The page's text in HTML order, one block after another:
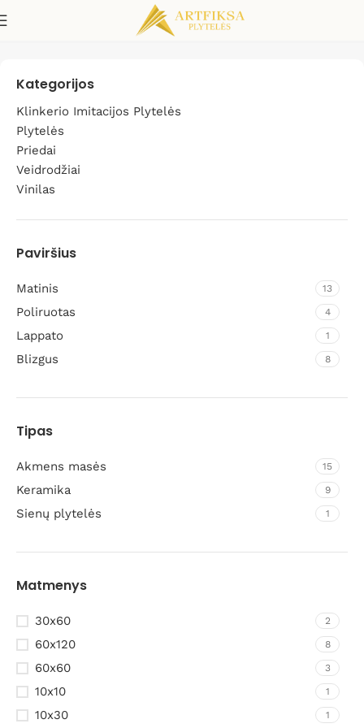
Blue
Kategorijos
Klinkerio Imitacijos Plytelės
Plytelės
Priedai
Veidrodžiai
Vinilas
Paviršius
Matinis 13
Poliruotas 4
Lappato 1
Blizgus 8
Tipas
Akmens masės 15
Keramika 9
Sienų plytelės 1
Matmenys
30x60 2
60x120 8
60x60 3
10x10 1
10x30 1